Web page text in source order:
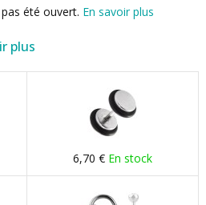
été ouvert. En savoir plus
plus
6,70 € En stock